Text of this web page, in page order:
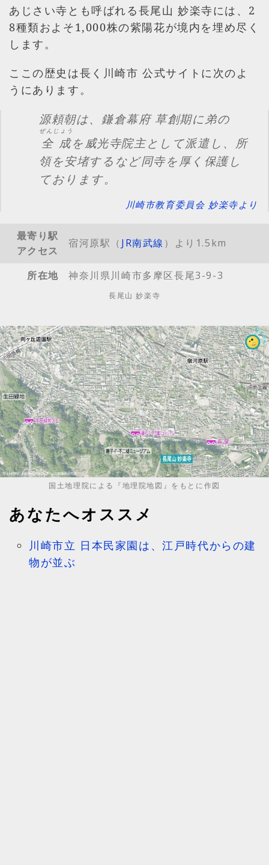
あじさい寺とも呼ばれる長尾山 妙楽寺には、2
8種類およそ1,000株の紫陽花が境内を埋め尽く
します。
ここの歴史は長く川崎市 公式サイトに次のよ
うにあります。
源頼朝は、鎌倉幕府 草創期に弟の
全成
ぜんじょう
を威光寺院主として派遣し、所
領を安堵するなど同寺を厚く保護し
ております。
川崎市教育委員会 妙楽寺より
最寄り駅
アクセス
宿河原駅（ JR南武線 ）より1.5km
所在地 神奈川県川崎市多摩区長尾3-9-3
長尾山 妙楽寺
国土地理院による『地理院地図』をもとに作図
あなたへオススメ
川崎市立 日本民家園は、江戸時代からの建
物が並ぶ